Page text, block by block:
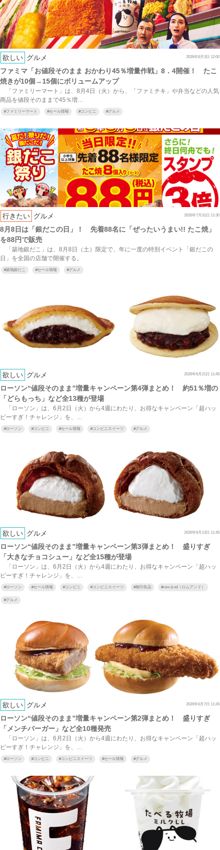
欲しい グルメ 2026年8月3日 12:00
ファミマ「お値段そのまま おかわり45％増量作戦」8．4開催！ たこ
焼きが10個→15個にボリュームアップ
「ファミリーマート」は、8月4日（火）から、「ファミチキ」や弁当などの人気
商品を値段そのままで45％増…
#ファミリーマート #セール情報 #コンビニ #グルメ
行きたい グルメ 2026年7月31日 11:30
8月8日は「銀だこの日」！ 先着88名に「ぜったいうまい!! たこ焼」
を88円で販売
「築地銀だこ」は、8月8日（土）限定で、年に一度の特別イベント「銀だこの
日」を全国の店舗で開催する。
#築地銀だこ #セール情報 #グルメ
欲しい グルメ 2026年6月21日 11:45
ローソン“値段そのまま”増量キャンペーン第4弾まとめ！ 約51％増の
「どらもっち」など全13種が登場
「ローソン」は、6月2日（火）から4週にわたり、お得なキャンペーン「超ハッ
ピーすぎ！チャレンジ」を、…
#ローソン #コンビニ #セール情報 #コンビニスイーツ #グルメ
欲しい グルメ 2026年6月13日 11:45
ローソン“値段そのまま”増量キャンペーン第3弾まとめ！ 盛りすぎ
「大きなチョコシュー」など全15種が登場
「ローソン」は、6月2日（火）から4週にわたり、お得なキャンペーン「超ハッ
ピーすぎ！チャレンジ」を、…
#ローソン #セール情報 #コンビニ #コンビニスイーツ #無印良品 #rom＆nd（ロムアンド）
#グルメ
欲しい グルメ 2026年6月7日 11:45
ローソン“値段そのまま”増量キャンペーン第2弾まとめ！ 盛りすぎ
「メンチバーガー」など全10種発売
「ローソン」は、6月2日（火）から4週にわたり、お得なキャンペーン「超ハッ
ピーすぎ！チャレンジ」を、…
#ローソン #コンビニ #コンビニスイーツ #セール情報 #グルメ